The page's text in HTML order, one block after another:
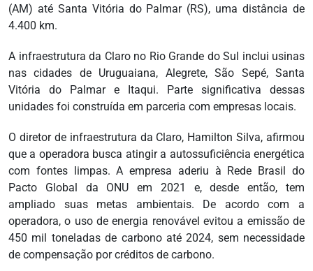
(AM) até Santa Vitória do Palmar (RS), uma distância de
4.400 km.
A infraestrutura da Claro no Rio Grande do Sul inclui usinas
nas cidades de Uruguaiana, Alegrete, São Sepé, Santa
Vitória do Palmar e Itaqui. Parte significativa dessas
unidades foi construída em parceria com empresas locais.
O diretor de infraestrutura da Claro, Hamilton Silva, afirmou
que a operadora busca atingir a autossuficiência energética
com fontes limpas. A empresa aderiu à Rede Brasil do
Pacto Global da ONU em 2021 e, desde então, tem
ampliado suas metas ambientais. De acordo com a
operadora, o uso de energia renovável evitou a emissão de
450 mil toneladas de carbono até 2024, sem necessidade
de compensação por créditos de carbono.